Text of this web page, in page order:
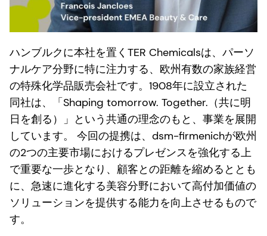
ハンブルクに本社を置くTER Chemicalsは、パーソ
ナルケア分野に特に注力する、欧州有数の家族経営
の特殊化学品販売会社です。1908年に設立された
同社は、「Shaping tomorrow. Together.（共に明
日を創る）」という共通の理念のもと、事業を展開
しています。 今回の提携は、dsm-firmenichが欧州
の2つの主要市場におけるプレゼンスを強化する上
で重要な一歩となり、顧客との距離を縮めるととも
に、急速に進化する美容分野において高付加価値の
ソリューションを提供する能力を向上させるもので
す。